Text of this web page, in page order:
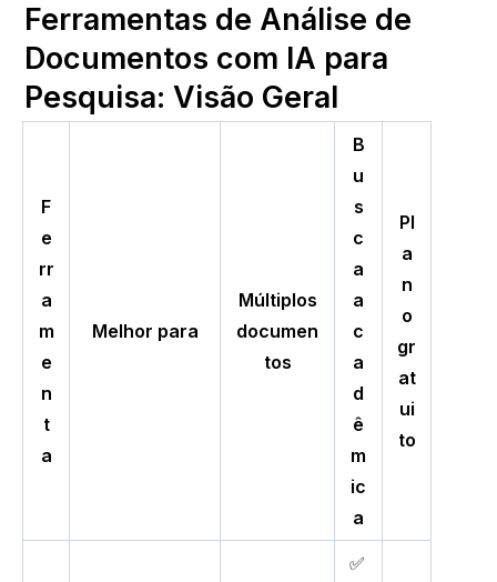
Ferramentas de Análise de
Documentos com IA para
Pesquisa: Visão Geral
F
e
rr
a
m
e
n
t
a
Melhor para
Múltiplos
documen
tos
B
u
s
c
a
a
c
a
d
ê
m
ic
a
Pl
a
n
o
gr
at
ui
to
✅